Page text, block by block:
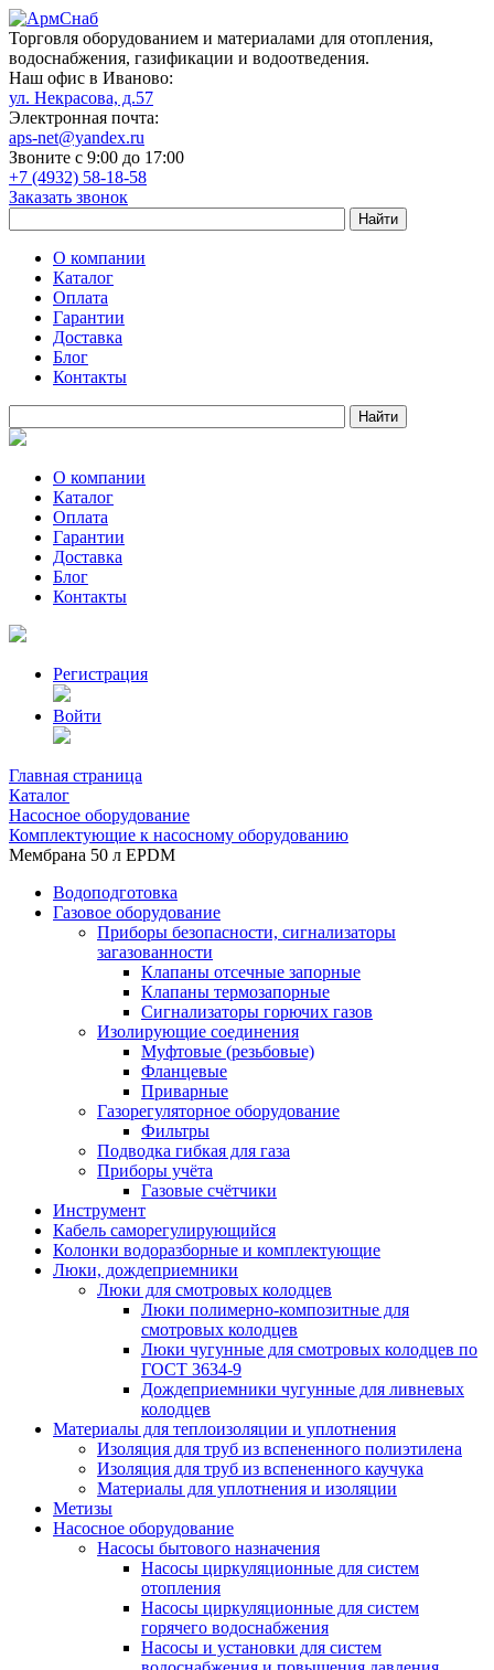
Торговля оборудованием и материалами для отопления,
водоснабжения, газификации и водоотведения.
Наш офис в Иваново:
ул. Некрасова, д.57
Электронная почта:
aps-net@yandex.ru
Звоните с 9:00 до 17:00
+7 (4932) 58-18-58
Заказать звонок
О компании
Каталог
Оплата
Гарантии
Доставка
Блог
Контакты
О компании
Каталог
Оплата
Гарантии
Доставка
Блог
Контакты
Регистрация
Войти
Главная страница
Каталог
Насосное оборудование
Комплектующие к насосному оборудованию
Мембрана 50 л EPDM
Водоподготовка
Газовое оборудование
Приборы безопасности, сигнализаторы
загазованности
Клапаны отсечные запорные
Клапаны термозапорные
Сигнализаторы горючих газов
Изолирующие соединения
Муфтовые (резьбовые)
Фланцевые
Приварные
Газорегуляторное оборудование
Фильтры
Подводка гибкая для газа
Приборы учёта
Газовые счётчики
Инструмент
Кабель саморегулирующийся
Колонки водоразборные и комплектующие
Люки, дождеприемники
Люки для смотровых колодцев
Люки полимерно-композитные для
смотровых колодцев
Люки чугунные для смотровых колодцев по
ГОСТ 3634-9
Дождеприемники чугунные для ливневых
колодцев
Материалы для теплоизоляции и уплотнения
Изоляция для труб из вспененного полиэтилена
Изоляция для труб из вспененного каучука
Материалы для уплотнения и изоляции
Метизы
Насосное оборудование
Насосы бытового назначения
Насосы циркуляционные для систем
отопления
Насосы циркуляционные для систем
горячего водоснабжения
Насосы и установки для систем